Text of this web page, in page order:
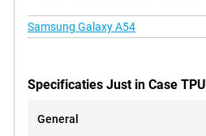
Samsung Galaxy A54
Specificaties Just in Case
General